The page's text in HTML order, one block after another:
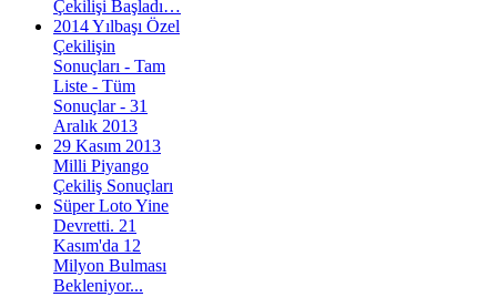
Çekilişi Başladı…
2014 Yılbaşı Özel
Çekilişin
Sonuçları - Tam
Liste - Tüm
Sonuçlar - 31
Aralık 2013
29 Kasım 2013
Milli Piyango
Çekiliş Sonuçları
Süper Loto Yine
Devretti. 21
Kasım'da 12
Milyon Bulması
Bekleniyor...